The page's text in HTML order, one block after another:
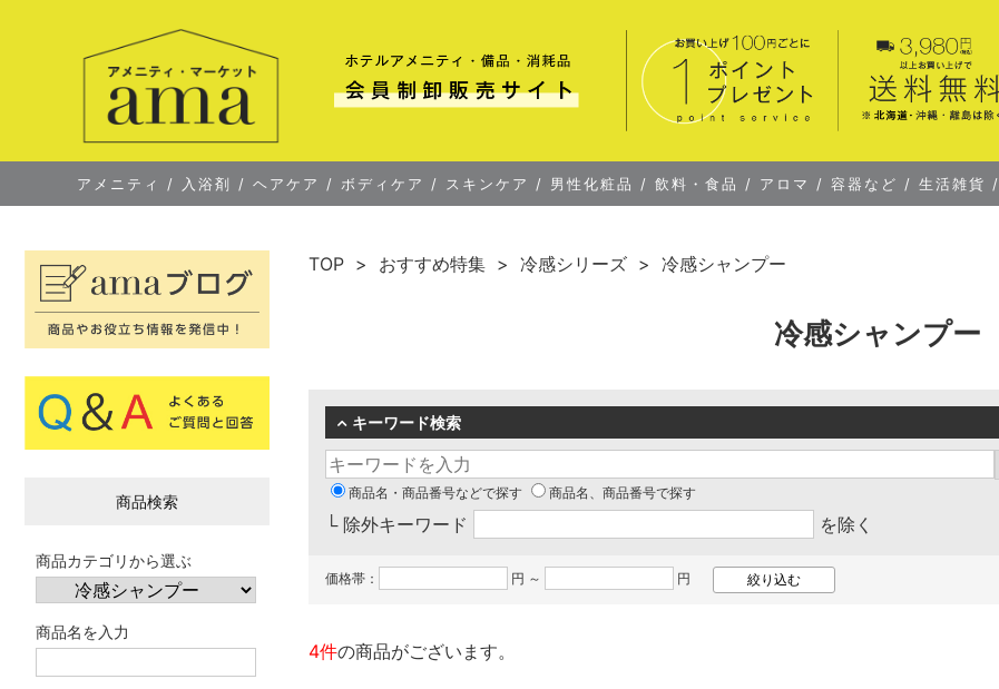
アメニティ / 入浴剤 / ヘアケア / ボディケア / スキンケア / 男性化粧品 / 飲料・食品 / アロマ / 容器など / 生活雑貨 /
商品検索
商品カテゴリから選ぶ
商品名を入力
TOP おすすめ特集 冷感シリーズ 冷感シャンプー
冷感シャンプー
キーワード検索
商品名・商品番号などで探す 商品名、商品番号で探す
└ 除外キーワード を除く
価格帯： 円 ～ 円
4件の商品がございます。